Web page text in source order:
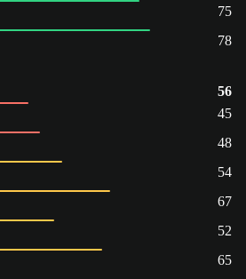
75
78
56
45
48
54
67
52
65